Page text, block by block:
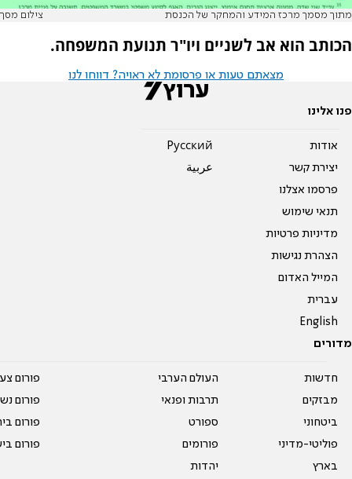
מתוך מסמך מרכז המידע והמחקר של הכנסת צילום מסך
הכותב הוא אב לשניים ויו"ר תנועת המשפחה.
מצאתם טעות או פרסומת לא ראויה? דווחו לנו
פנו אלינו
אודות
יצירת קשר
פרסמו אצלנו
תנאי שימוש
מדיניות פרטיות
הצהרת נגישות
המייל האדום
עברית
English
Pусский
عربية
מדורים
חדשות
מבזקים
ביטחוני
פוליטי-מדיני
בארץ
העולם הערבי
תרבות ופנאי
ספורט
פורומים
יהדות
פורום
פורום
פורום
פורום